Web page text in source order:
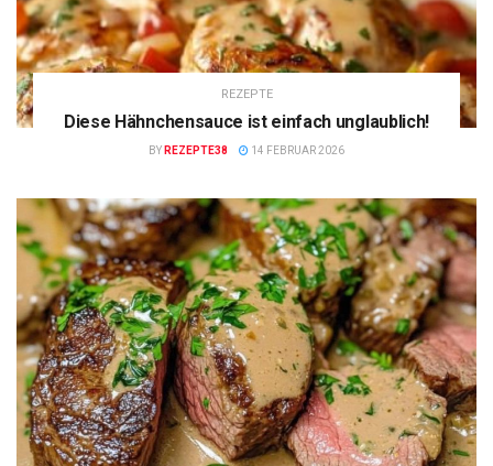
REZEPTE
Diese Hähnchensauce ist einfach unglaublich!
BY REZEPTE38 14 FEBRUAR 2026